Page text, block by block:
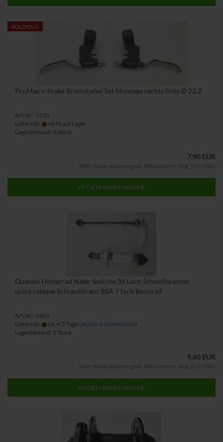
SOLD OUT
ProMax v-brake Bremshebel Set Montage rechts links Ø 22,2
Art.Nr.: 1533
Lieferzeit:
nicht auf Lager
Lagerbestand: 0 Stück
7,90 EUR
Kein Steuerausweis gem. Kleinuntern.-Reg. §19 UStG
IN DEN WARENKORB
Quando Hinterrad Nabe Speiche 36 Loch Schnellspanner
quick release Schraubkranz BSA 7 fach Rennrad
Art.Nr.: 1603
Lieferzeit:
ca. 4-5 Tage (Ausland abweichend)
Lagerbestand: 1 Stück
9,60 EUR
Kein Steuerausweis gem. Kleinuntern.-Reg. §19 UStG
IN DEN WARENKORB